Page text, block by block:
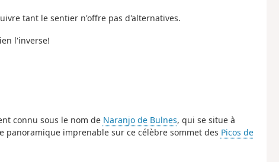
tant le sentier n'offre pas d'alternatives.
l'inverse!
connu sous le nom de Naranjo de Bulnes, qui se situe à
imprenable sur ce célèbre sommet des Picos de